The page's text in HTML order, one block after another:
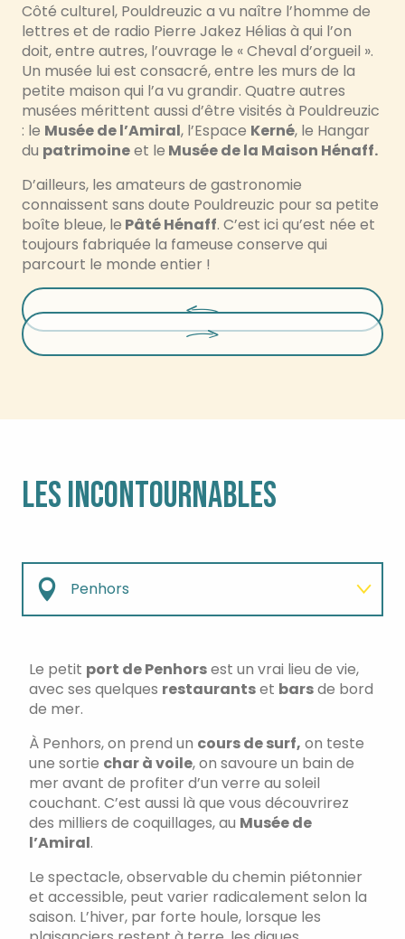
Côté culturel, Pouldreuzic a vu naître l’homme de
lettres et de radio Pierre Jakez Hélias à qui l’on
doit, entre autres, l’ouvrage le « Cheval d’orgueil ».
Un musée lui est consacré, entre les murs de la
petite maison qui l’a vu grandir. Quatre autres
musées mérittent aussi d’être visités à Pouldreuzic
: le Musée de l’Amiral, l’Espace Kerné, le Hangar
du patrimoineet le Musée de la Maison Hénaff.
D’ailleurs, les amateurs de gastronomie
connaissent sans doute Pouldreuzic pour sa petite
boîte bleue, le Pâté Hénaff. C’est ici qu’est née et
toujours fabriquée la fameuse conserve qui
parcourt le monde entier !
LES INCONTOURNABLES
Penhors
Cidrerie Kerné
Maison natale de Pierre-Jakez Hélias
Musée de l'Amiral
Le petit port de Penhorsest un vrai lieu de vie,
avec ses quelques restaurantset barsde bord
de mer.
À Penhors, on prend un cours de surf, on teste
une sortie char à voile, on savoure un bain de
mer avant de profiter d’un verre au soleil
couchant. C’est aussi là que vous découvrirez
des milliers de coquillages, au Musée de
l’Amiral.
Le spectacle, observable du chemin piétonnier
et accessible, peut varier radicalement selon la
saison. L’hiver, par forte houle, lorsque les